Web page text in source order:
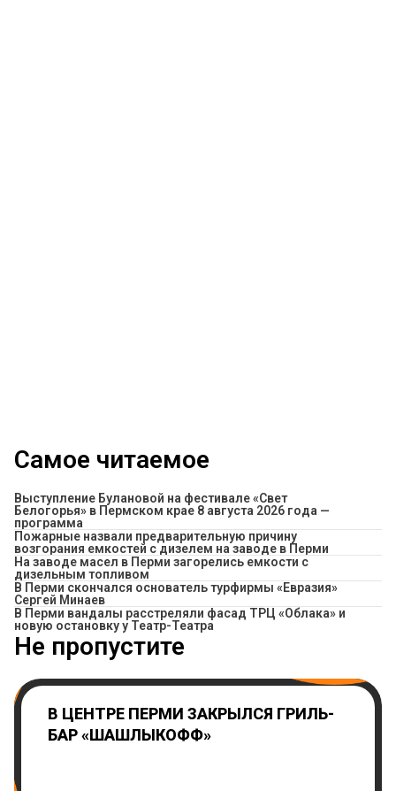
Самое читаемое
Выступление Булановой на фестивале «Свет
Белогорья» в Пермском крае 8 августа 2026 года —
программа
Пожарные назвали предварительную причину
возгорания емкостей с дизелем на заводе в Перми
На заводе масел в Перми загорелись емкости с
дизельным топливом
В Перми скончался основатель турфирмы «Евразия»
Сергей Минаев
В Перми вандалы расстреляли фасад ТРЦ «Облака» и
новую остановку у Театр-Театра
Не пропустите
В ЦЕНТРЕ ПЕРМИ ЗАКРЫЛСЯ ГРИЛЬ-
БАР «ШАШЛЫКОФФ»